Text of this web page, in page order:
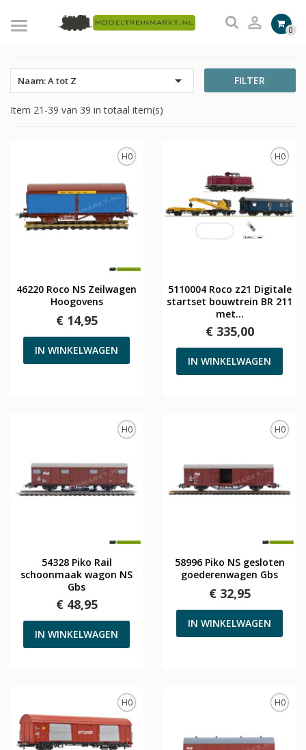
 0
Naam: A tot Z  FILTER
Item 21-39 van 39 in totaal item(s)
H0
46220 Roco NS Zeilwagen
Hoogovens
€ 14,95
IN WINKELWAGEN
H0
5110004 Roco z21 Digitale
startset bouwtrein BR 211
met...
€ 335,00
IN WINKELWAGEN
H0
54328 Piko Rail
schoonmaak wagon NS
Gbs
€ 48,95
IN WINKELWAGEN
H0
58996 Piko NS gesloten
goederenwagen Gbs
€ 32,95
IN WINKELWAGEN
H0 H0